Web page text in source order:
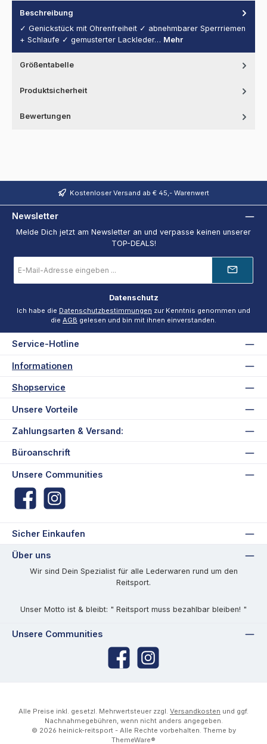
Beschreibung
✓ Genickstück mit Ohrenfreiheit ✓ abnehmbarer Sperrriemen
+ Schlaufe ✓ gemusterter Lackleder… Mehr
Größentabelle
Produktsicherheit
Bewertungen
Kostenloser Versand ab € 45,- Warenwert
Newsletter
Melde Dich jetzt am Newsletter an und verpasse keinen unserer
TOP-DEALS!
Mail-
Adresse
Datenschutz
Ich habe die Datenschutzbestimmungen zur Kenntnis genommen und
die AGB gelesen und bin mit ihnen einverstanden.
Service-Hotline
Informationen
Shopservice
Unsere Vorteile
Unsere Communities
FacebookInstagram
Zahlungsarten & Versand:
Büroanschrift
Sicher Einkaufen
Über uns
Wir sind Dein Spezialist für alle Lederwaren rund um den
Reitsport.
Unser Motto ist & bleibt: " Reitsport muss bezahlbar bleiben! "
Unsere Communities
FacebookInstagram
Alle Preise inkl. gesetzl. Mehrwertsteuer zzgl. Versandkosten und ggf.
Nachnahmegebühren, wenn nicht anders angegeben.
© 2026 heinick-reitsport - Alle Rechte vorbehalten. Theme by
ThemeWare®